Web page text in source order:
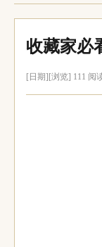
收藏家必
[日期] [浏览] 111 阅